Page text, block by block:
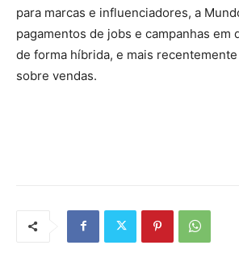
para marcas e influenciadores, a
pagamentos de jobs e campanhas em
de forma híbrida, e mais
sobre vendas.